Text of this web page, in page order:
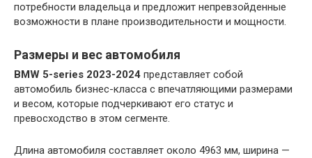
потребности владельца и предложит непревзойденные
возможности в плане производительности и мощности.
Размеры и вес автомобиля
BMW 5-series 2023-2024 представляет собой
автомобиль бизнес-класса с впечатляющими размерами
и весом, которые подчеркивают его статус и
превосходство в этом сегменте.
Длина автомобиля составляет около 4963 мм, ширина —